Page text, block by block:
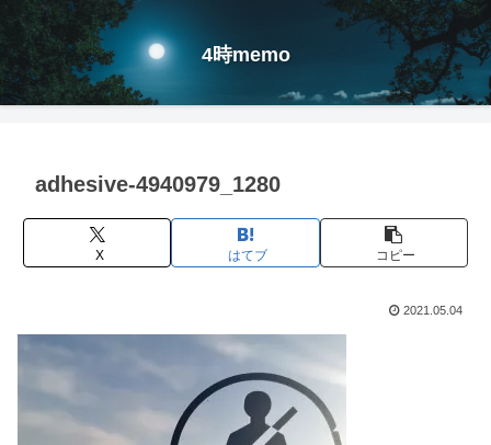
4時memo
adhesive-4940979_1280
X はてブ コピー
2021.05.04